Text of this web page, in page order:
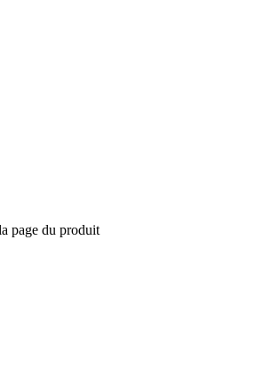
page du produit